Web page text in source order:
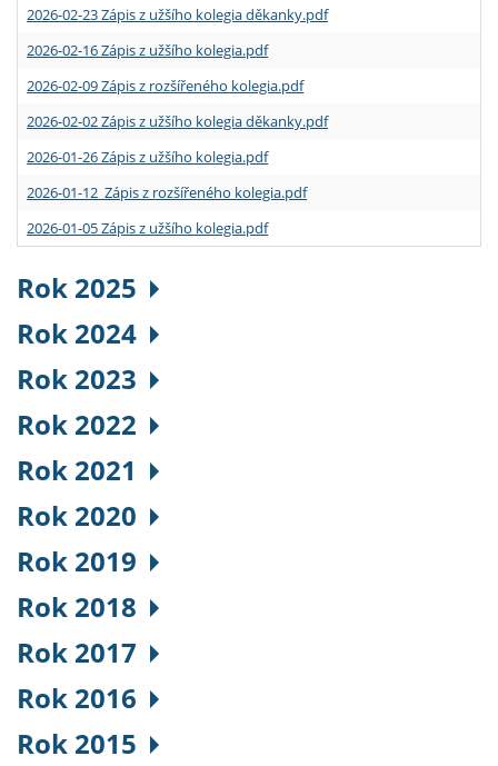
2026-02-23 Zápis z užšího kolegia děkanky.pdf
2026-02-16 Zápis z užšího kolegia.pdf
2026-02-09 Zápis z rozšířeného kolegia.pdf
2026-02-02 Zápis z užšího kolegia děkanky.pdf
2026-01-26 Zápis z užšího kolegia.pdf
2026-01-12 Zápis z rozšířeného kolegia.pdf
2026-01-05 Zápis z užšího kolegia.pdf
Rok 2025
Rok 2024
Rok 2023
Rok 2022
Rok 2021
Rok 2020
Rok 2019
Rok 2018
Rok 2017
Rok 2016
Rok 2015